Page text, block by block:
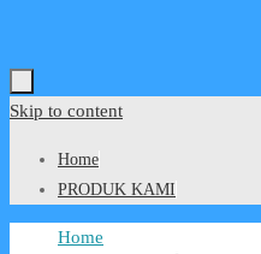
Skip to content
Home
PRODUK KAMI
Home